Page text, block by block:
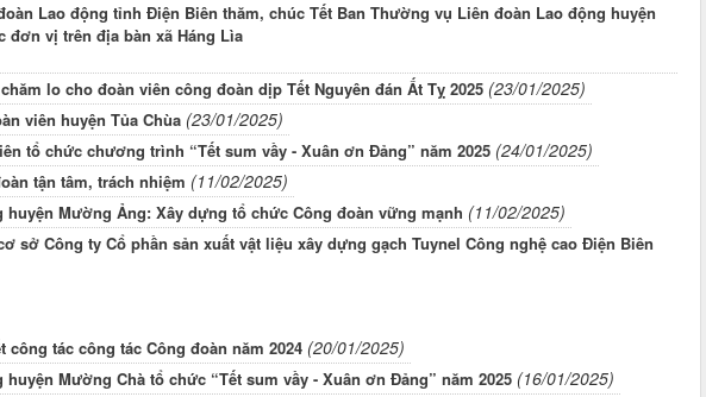
Lao động tỉnh Điện Biên thăm, chúc Tết Ban Thường vụ Liên đoàn Lao động huyện
đơn vị trên địa bàn xã Háng Lìa
lo cho đoàn viên công đoàn dịp Tết Nguyên đán Ất Tỵ 2025 (23/01/2025)
viên huyện Tủa Chùa (23/01/2025)
tổ chức chương trình “Tết sum vầy - Xuân ơn Đảng” năm 2025 (24/01/2025)
tận tâm, trách nhiệm (11/02/2025)
huyện Mường Ảng: Xây dựng tổ chức Công đoàn vững mạnh (11/02/2025)
sở Công ty Cổ phần sản xuất vật liệu xây dựng gạch Tuynel Công nghệ cao Điện Biên
công tác công tác Công đoàn năm 2024 (20/01/2025)
huyện Mường Chà tổ chức “Tết sum vầy - Xuân ơn Đảng” năm 2025 (16/01/2025)